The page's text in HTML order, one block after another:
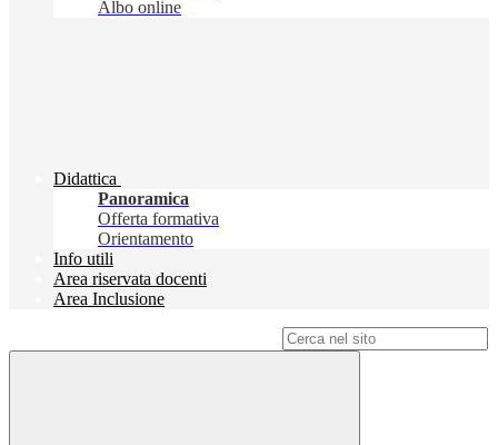
Albo online
Didattica
Panoramica
Offerta formativa
Orientamento
Info utili
Area riservata docenti
Area Inclusione